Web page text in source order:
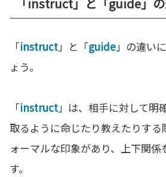
「instruct」と「guide」の違い
ょう。
「instruct」は、相手に対して明
取るように命じたり教えたりする
ォーマルな印象があり、上下関
す。